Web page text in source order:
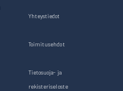
Yhteystiedot
Toimitusehdot
Tietosuoja- ja
rekisteriseloste